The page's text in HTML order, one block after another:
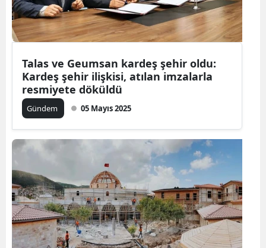
Talas ve Geumsan kardeş şehir oldu:
Kardeş şehir ilişkisi, atılan imzalarla
resmiyete döküldü
Gündem 05 Mayıs 2025